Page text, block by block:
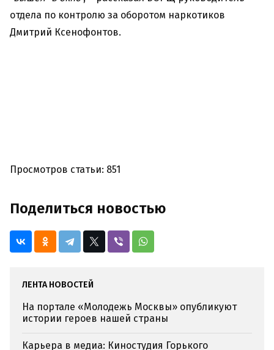
отдела по контролю за оборотом наркотиков
Дмитрий Ксенофонтов.
Просмотров статьи: 851
Поделиться новостью
ЛЕНТА НОВОСТЕЙ
На портале «Молодежь Москвы» опубликуют
истории героев нашей страны
Карьера в медиа: Киностудия Горького